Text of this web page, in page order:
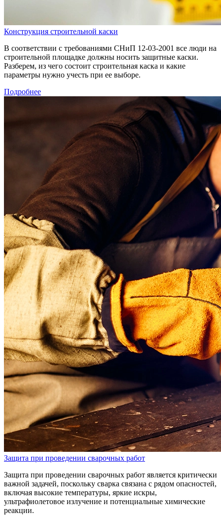
Конструкция строительной каски
В соответствии с требованиями СНиП 12-03-2001 все люди на
строительной площадке должны носить защитные каски.
Разберем, из чего состоит строительная каска и какие
параметры нужно учесть при ее выборе.
Подробнее
Защита при проведении сварочных работ
Защита при проведении сварочных работ является критически
важной задачей, поскольку сварка связана с рядом опасностей,
включая высокие температуры, яркие искры,
ультрафиолетовое излучение и потенциальные химические
реакции.